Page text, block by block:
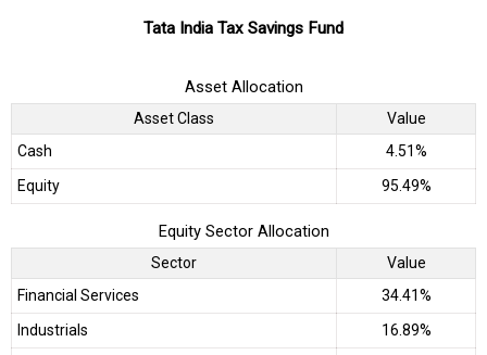
Tata India Tax Savings Fund
Asset Allocation
Asset Class
Value
Cash
4.51%
Equity
95.49%
Equity Sector Allocation
Sector
Value
Financial Services
34.41%
Industrials
16.89%